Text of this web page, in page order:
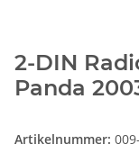
2-DIN
Panda
Artikelnummer: